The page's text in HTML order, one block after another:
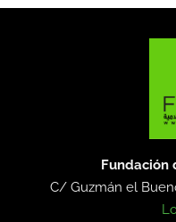
Fundación
C/ Guzmán el